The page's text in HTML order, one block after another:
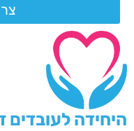
היחידה לעובדים